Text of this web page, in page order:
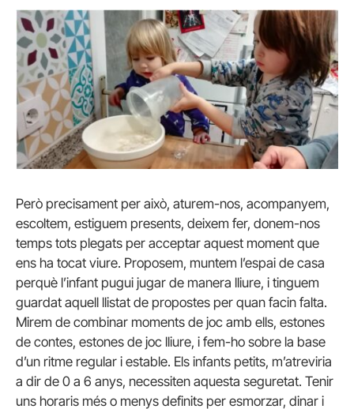
Però precisament per això, aturem-nos, acompanyem,
escoltem, estiguem presents, deixem fer, donem-nos
temps tots plegats per acceptar aquest moment que
ens ha tocat viure. Proposem, muntem l’espai de casa
perquè l’infant pugui jugar de manera lliure, i tinguem
guardat aquell llistat de propostes per quan facin falta.
Mirem de combinar moments de joc amb ells, estones
de contes, estones de joc lliure, i fem-ho sobre la base
d’un ritme regular i estable. Els infants petits, m’atreviria
a dir de 0 a 6 anys, necessiten aquesta seguretat. Tenir
uns horaris més o menys definits per esmorzar, dinar i